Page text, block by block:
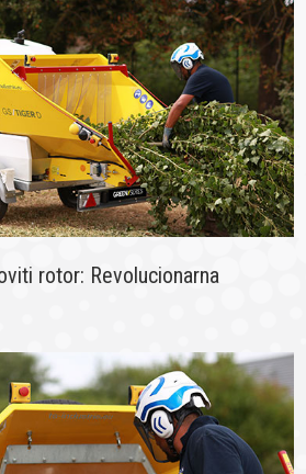
rotor: Revolucionarna